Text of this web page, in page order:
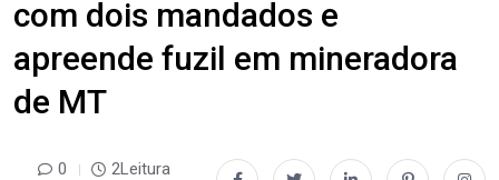
com dois mandados e
apreende fuzil em mineradora
de MT
0 2Leitura